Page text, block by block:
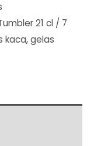
21 cl / 7
kaca,gelas